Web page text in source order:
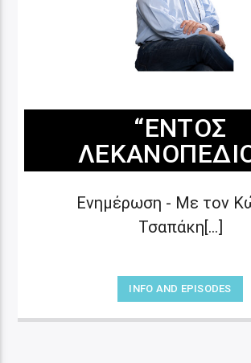
“ΕΝΤΌΣ
Ενημέρωση - Με τον
Τσαπάκη[...]
INFO AND EPISODES